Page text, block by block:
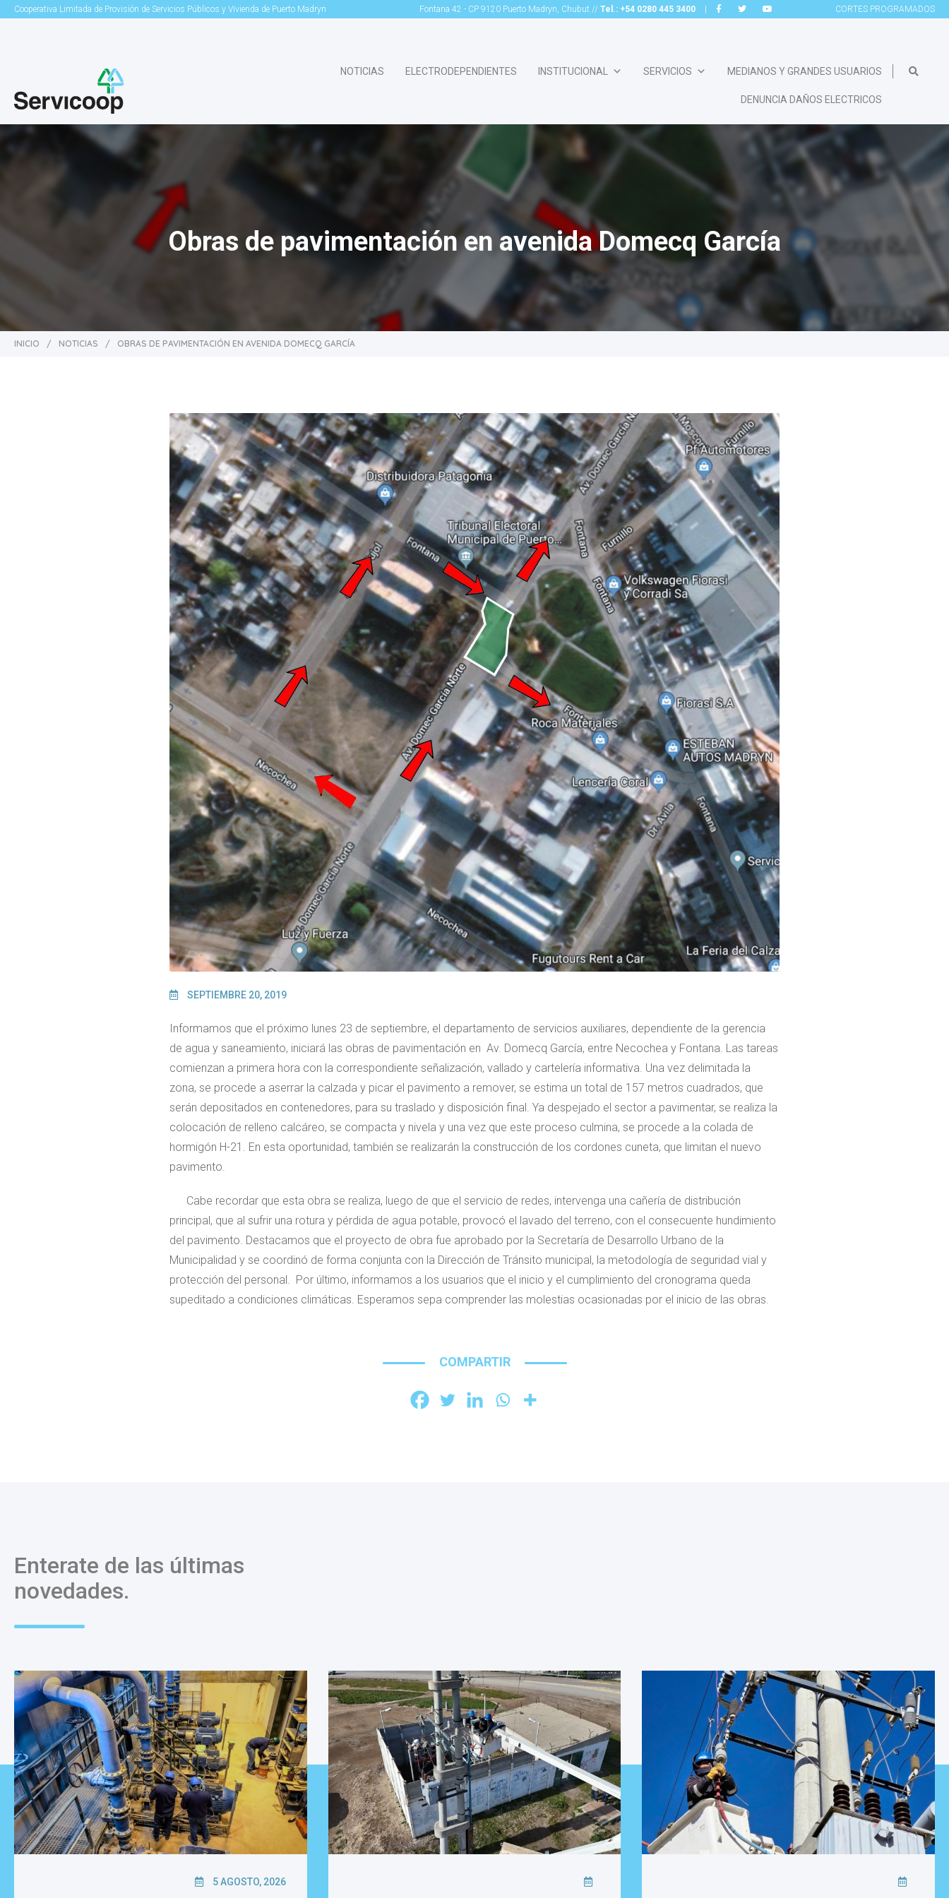
Cooperativa Limitada de Provisión de Servicios Públicos y Vivienda de Puerto Madryn Fontana 42 - CP 9120 Puerto Madryn, Chubut // Tel.: +54 0280 445 3400 CORTES PROGRAMADOS
NOTICIAS ELECTRODEPENDIENTES INSTITUCIONAL SERVICIOS MEDIANOS Y GRANDES USUARIOS
DENUNCIA DAÑOS ELECTRICOS
Obras de pavimentación en avenida Domecq García
INICIO / NOTICIAS / OBRAS DE PAVIMENTACIÓN EN AVENIDA DOMECQ GARCÍA
SEPTIEMBRE 20, 2019
Informamos que el próximo lunes 23 de septiembre, el departamento de servicios auxiliares, dependiente de la gerencia
de agua y saneamiento, iniciará las obras de pavimentación en Av. Domecq García, entre Necochea y Fontana. Las tareas
comienzan a primera hora con la correspondiente señalización, vallado y cartelería informativa. Una vez delimitada la
zona, se procede a aserrar la calzada y picar el pavimento a remover, se estima un total de 157 metros cuadrados, que
serán depositados en contenedores, para su traslado y disposición final. Ya despejado el sector a pavimentar, se realiza la
colocación de relleno calcáreo, se compacta y nivela y una vez que este proceso culmina, se procede a la colada de
hormigón H-21. En esta oportunidad, también se realizarán la construcción de los cordones cuneta, que limitan el nuevo
pavimento.
Cabe recordar que esta obra se realiza, luego de que el servicio de redes, intervenga una cañería de distribución
principal, que al sufrir una rotura y pérdida de agua potable, provocó el lavado del terreno, con el consecuente hundimiento
del pavimento. Destacamos que el proyecto de obra fue aprobado por la Secretaría de Desarrollo Urbano de la
Municipalidad y se coordinó de forma conjunta con la Dirección de Tránsito municipal, la metodología de seguridad vial y
protección del personal. Por último, informamos a los usuarios que el inicio y el cumplimiento del cronograma queda
supeditado a condiciones climáticas. Esperamos sepa comprender las molestias ocasionadas por el inicio de las obras.
COMPARTIR
Enterate de las últimas
novedades.
5 AGOSTO, 2026